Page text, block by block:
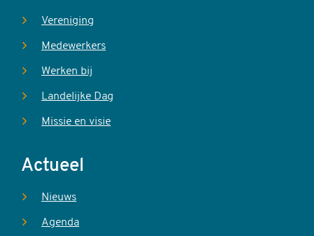
Vereniging
Medewerkers
Werken bij
Landelijke Dag
Missie en visie
Actueel
Nieuws
Agenda